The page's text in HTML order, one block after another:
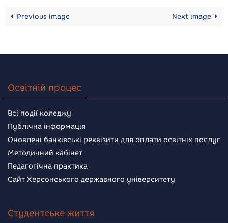
Previous image Next image
Освітній процес
Всі події коледжу
Публічна інформація
Оновлені банківські реквізити для оплати освітніх послуг
Методичний кабінет
Педагогічна практика
Сайт Херсонського державного університету
Студентське життя